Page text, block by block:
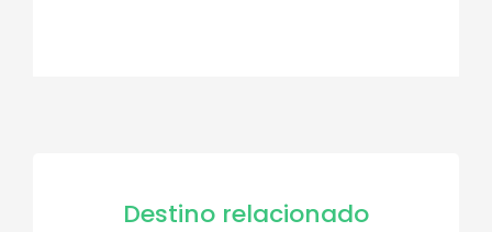
Destino relacionado